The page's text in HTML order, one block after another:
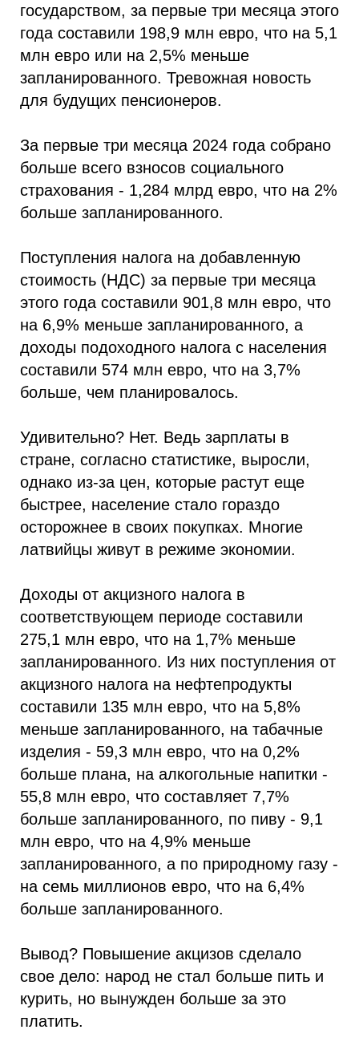
государством, за первые три месяца этого
года составили 198,9 млн евро, что на 5,1
млн евро или на 2,5% меньше
запланированного. Тревожная новость
для будущих пенсионеров.
За первые три месяца 2024 года собрано
больше всего взносов социального
страхования - 1,284 млрд евро, что на 2%
больше запланированного.
Поступления налога на добавленную
стоимость (НДС) за первые три месяца
этого года составили 901,8 млн евро, что
на 6,9% меньше запланированного, а
доходы подоходного налога с населения
составили 574 млн евро, что на 3,7%
больше, чем планировалось.
Удивительно? Нет. Ведь зарплаты в
стране, согласно статистике, выросли,
однако из-за цен, которые растут еще
быстрее, население стало гораздо
осторожнее в своих покупках. Многие
латвийцы живут в режиме экономии.
Доходы от акцизного налога в
соответствующем периоде составили
275,1 млн евро, что на 1,7% меньше
запланированного. Из них поступления от
акцизного налога на нефтепродукты
составили 135 млн евро, что на 5,8%
меньше запланированного, на табачные
изделия - 59,3 млн евро, что на 0,2%
больше плана, на алкогольные напитки -
55,8 млн евро, что составляет 7,7%
больше запланированного, по пиву - 9,1
млн евро, что на 4,9% меньше
запланированного, а по природному газу -
на семь миллионов евро, что на 6,4%
больше запланированного.
Вывод? Повышение акцизов сделало
свое дело: народ не стал больше пить и
курить, но вынужден больше за это
платить.